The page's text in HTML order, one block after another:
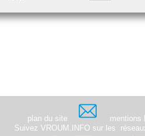
plan du site
mentions
Suivez VROUM.INFO sur les